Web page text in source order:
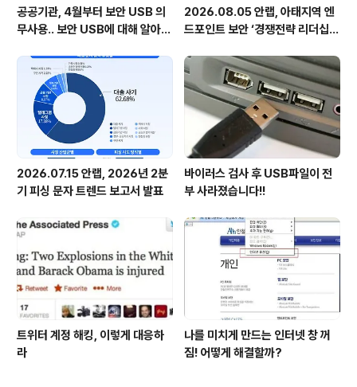
공공기관, 4월부터 보안 USB 의
무사용.. 보안 USB에 대해 알아봅
2026.08.05 안랩, 아태지역 엔
드포인트 보안 ‘경쟁전략 리더십’
2026.07.15 안랩, 2026년 2분
기 피싱 문자 트렌드 보고서 발표
바이러스 검사 후 USB파일이 전
부 사라졌습니다!!
트위터 계정 해킹, 이렇게 대응하
라
나를 미치게 만드는 인터넷 창 꺼
짐! 어떻게 해결할까?